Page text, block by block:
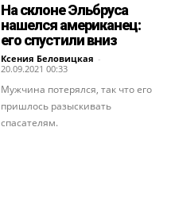
На склоне Эльбруса
нашелся американец:
его спустили вниз
Ксения Беловицкая -
20.09.2021 00:33
Мужчина потерялся, так что его
пришлось разыскивать
спасателям.